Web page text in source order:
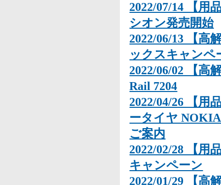
2022/07/14 【用
シオン発売開始
2022/06/13 【高
ックスキャンペ
2022/06/02 【高
Rail 7204
2022/04/26 【用
ータイヤ
ご案内
2022/02/28 【用
キャンペーン
2022/01/29 【高